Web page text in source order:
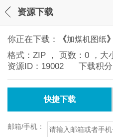
资源下载
你正在下载： 《加煤机图纸》
格式： ZIP ， 页数： 0 ，大
资源ID： 19002 下载积分
快捷下载
邮箱/手机：